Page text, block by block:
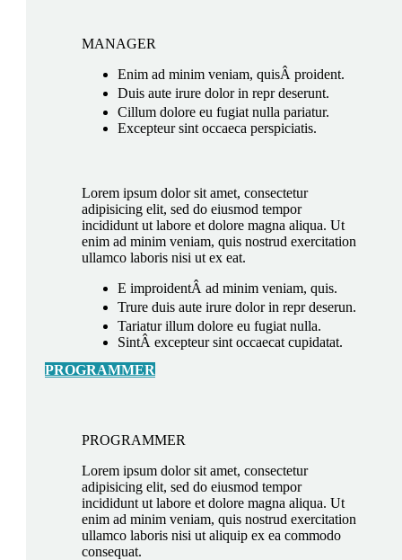
MANAGER
Enim ad minim veniam, quisÂ proident.
Duis aute irure dolor in repr deserunt.
Cillum dolore eu fugiat nulla pariatur.
Excepteur sint occaeca perspiciatis.
Lorem ipsum dolor sit amet, consectetur
adipisicing elit, sed do eiusmod tempor
incididunt ut labore et dolore magna aliqua. Ut
enim ad minim veniam, quis nostrud exercitation
ullamco laboris nisi ut ex eat.
E improidentÂ ad minim veniam, quis.
Trure duis aute irure dolor in repr deserun.
Tariatur illum dolore eu fugiat nulla.
SintÂ excepteur sint occaecat cupidatat.
PROGRAMMER
PROGRAMMER
Lorem ipsum dolor sit amet, consectetur
adipisicing elit, sed do eiusmod tempor
incididunt ut labore et dolore magna aliqua. Ut
enim ad minim veniam, quis nostrud exercitation
ullamco laboris nisi ut aliquip ex ea commodo
consequat.